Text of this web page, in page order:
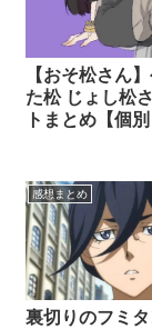
【おそ松さん
た松 じょし松
トまとめ【個
感想まとめ
裏切りのフミ